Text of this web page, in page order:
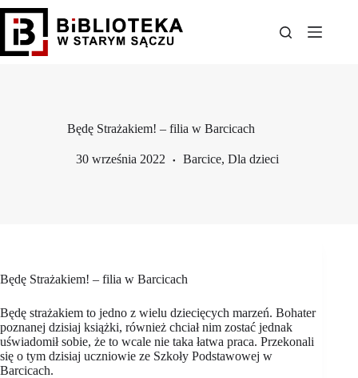
Przejdź
treści
Będę Strażakiem! – filia w Barcicach
30 września 2022 Barcice, Dla dzieci
Będę Strażakiem! – filia w Barcicach
Będę strażakiem to jedno z wielu dziecięcych marzeń. Bohater
poznanej dzisiaj książki, również chciał nim zostać jednak
uświadomił sobie, że to wcale nie taka łatwa praca. Przekonali
się o tym dzisiaj uczniowie ze Szkoły Podstawowej w
Barcicach.